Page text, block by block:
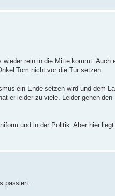
rein in die Mitte kommt. Auch
Tom nicht vor die Tür setzen.
ein Ende setzen wird und dem
er leider zu viele. Leider gehen den
und in der Politik. Aber hier
passiert.